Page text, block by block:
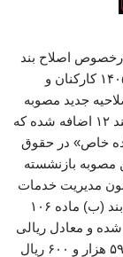
درخصوص اصلاح بند
۱۲ تصویبنامه افزایش ضریب حقوق سال ۱۴۰۵ کارکنان و
جدید مصوبه
افزایش ضریب حقوق سال ۱۴۰۵، یک تبصره به بند ۱۲ اضافه شده که
خاص» در حقوق
مصوبه بازنشسته
مشمولان قانون مدیریت خدمات
کشوری، «فوق‌العاده خاص» موضوع جزء (۳) بند (ب) ماده ۱۰۶
۴۴۰۰ امتیاز برقرار شده و معادل ریالی
آن برای سایر نظام‌های پرداخت، ۳۰ میلیون و ۵۹۷ هزار و ۶۰۰ ریال